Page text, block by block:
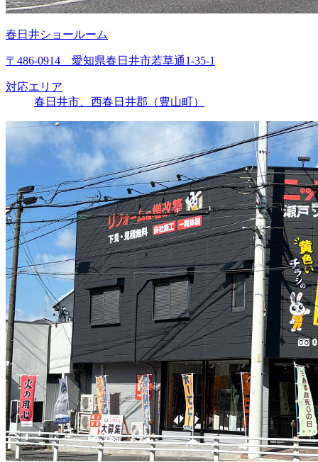
春日井ショールーム
〒486-0914 愛知県春日井市若草通1-35-1
対応エリア
春日井市、西春日井郡（豊山町）